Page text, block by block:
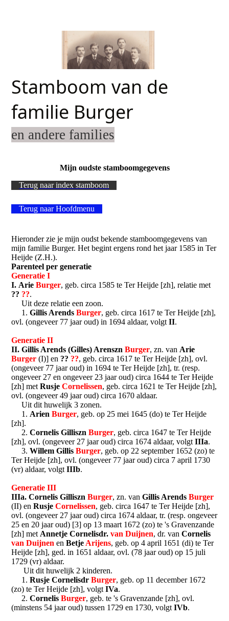
Stamboom van de
familie Burger
en andere families
Mijn oudste stamboomgegevens
Terug naar index stamboom
Terug naar Hoofdmenu
Hieronder zie je mijn oudst bekende stamboomgegevens van
mijn familie Burger. Het begint ergens rond het jaar 1585 in Ter
Heijde (Z.H.).
Parenteel per generatie
Generatie I
I. ArieBurger, geb. circa 1585 te Ter Heijde [zh], relatie met
?? ??.
Uit deze relatie een zoon.
1.Gillis ArendsBurger, geb. circa 1617 te Ter Heijde [zh],
ovl. (ongeveer 77 jaar oud) in 1694 aldaar, volgtII.
Generatie II
II. Gillis Arends (Gilles) Arenszn Burger, zn. van Arie
Burger (I)] en ?? ??, geb. circa 1617 te Ter Heijde [zh], ovl.
(ongeveer 77 jaar oud) in 1694 te Ter Heijde [zh], tr. (resp.
ongeveer 27 en ongeveer 23 jaar oud) circa 1644 te Ter Heijde
[zh] metRusjeCornelissen, geb. circa 1621 te Ter Heijde [zh],
ovl. (ongeveer 49 jaar oud) circa 1670 aldaar.
Uit dit huwelijk 3 zonen.
1. ArienBurger, geb. op 25 mei 1645 (do) te Ter Heijde
[zh].
2.Cornelis GillisznBurger, geb. circa 1647 te Ter Heijde
[zh], ovl. (ongeveer 27 jaar oud) circa 1674 aldaar, volgtIIIa.
3.Willem GillisBurger, geb. op 22 september 1652 (zo) te
Ter Heijde [zh], ovl. (ongeveer 77 jaar oud) circa 7 april 1730
(vr) aldaar, volgtIIIb.
Generatie III
IIIa. Cornelis GillisznBurger, zn. vanGillis ArendsBurger
(II) enRusjeCornelissen, geb. circa 1647 te Ter Heijde [zh],
ovl. (ongeveer 27 jaar oud) circa 1674 aldaar, tr. (resp. ongeveer
25 en 20 jaar oud) [3] op 13 maart 1672 (zo) te 's Gravenzande
[zh] met Annetje Cornelisdr.van Duijnen, dr. vanCornelis
van Duijnen enBetje Arijens, geb. op 4 april 1651 (di) te Ter
Heijde [zh], ged. in 1651 aldaar, ovl. (78 jaar oud) op 15 juli
1729 (vr) aldaar.
Uit dit huwelijk 2 kinderen.
1.Rusje CornelisdrBurger, geb. op 11 december 1672
(zo) te Ter Heijde [zh], volgt IVa.
2.CornelisBurger, geb. te 's Gravenzande [zh], ovl.
(minstens 54 jaar oud) tussen 1729 en 1730, volgtIVb.